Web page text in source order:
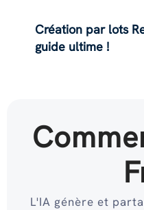
Création par lots
guide ultime !
L'IA génère et